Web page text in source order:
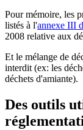
Pour mémoire, les
listés à l'annexe III
2008 relative aux
Et le mélange de
interdit (ex: les
déchets d'amiante).
Des outils